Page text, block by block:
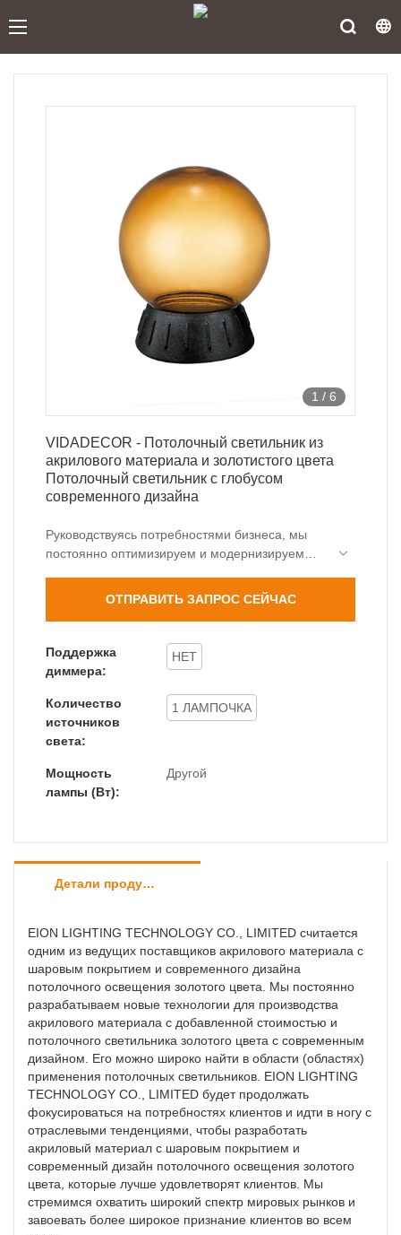
1 / 6
VIDADECOR - Потолочный светильник из
акрилового материала и золотистого цвета
Потолочный светильник с глобусом
современного дизайна
Руководствуясь потребностями бизнеса, мы
постоянно оптимизируем и модернизируем
способствуют нашему высокоэффективному
светильников наружные настенные
светильники, наружные столбы оказываются
ОТПРАВИТЬ ЗАПРОС СЕЙЧАС
Поддержка
диммера:
НЕТ
Количество
источников
света:
1 ЛАМПОЧКА
Мощность
лампы (Вт):
Другой
Детали продуктов
EION LIGHTING TECHNOLOGY CO., LIMITED считается
одним из ведущих поставщиков акрилового материала с
шаровым покрытием и современного дизайна
потолочного освещения золотого цвета. Мы постоянно
разрабатываем новые технологии для производства
акрилового материала с добавленной стоимостью и
потолочного светильника золотого цвета с современным
дизайном. Его можно широко найти в области (областях)
применения потолочных светильников. EION LIGHTING
TECHNOLOGY CO., LIMITED будет продолжать
фокусироваться на потребностях клиентов и идти в ногу с
отраслевыми тенденциями, чтобы разработать
акриловый материал с шаровым покрытием и
современный дизайн потолочного освещения золотого
цвета, которые лучше удовлетворят клиентов. Мы
стремимся охватить широкий спектр мировых рынков и
завоевать более широкое признание клиентов во всем